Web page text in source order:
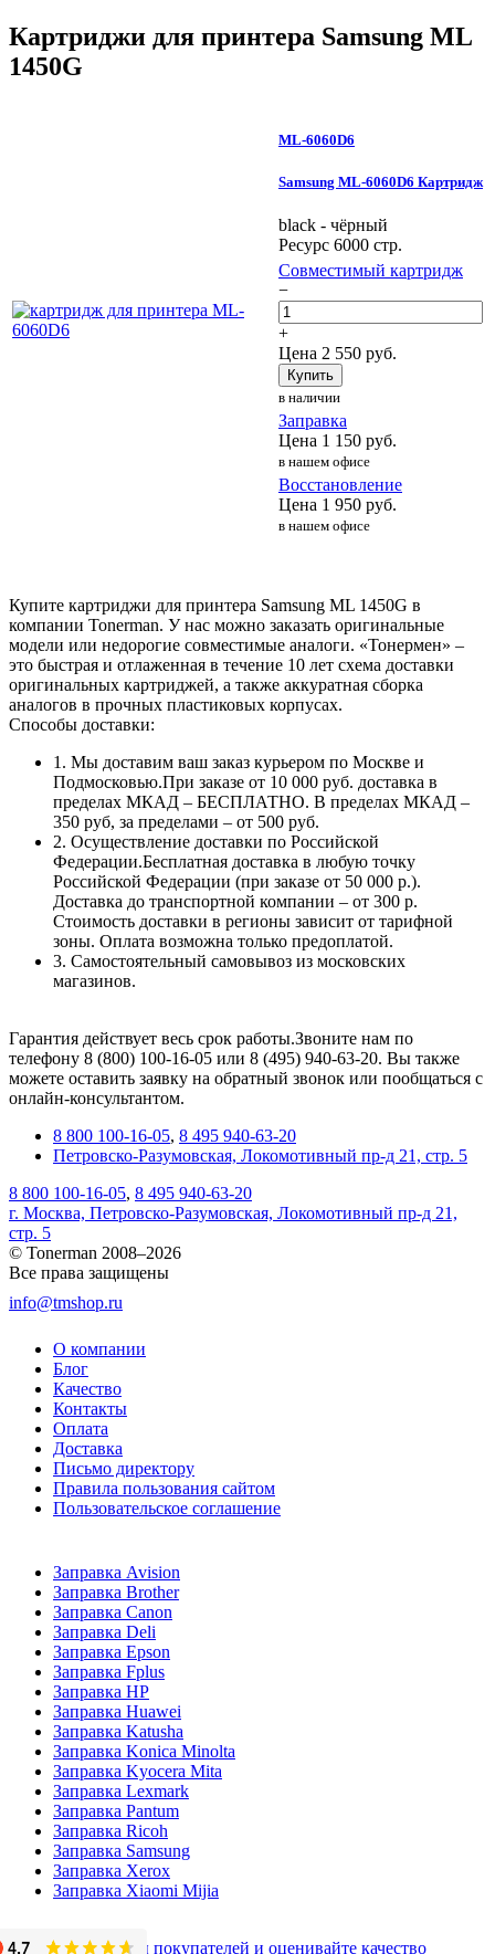
Картриджи для принтера Samsung ML
1450G
ML-6060D6
Samsung ML-6060D6 Картридж
black - чёрный
Ресурс 6000 стр.
Совместимый картридж
−
+
Цена 2 550 руб.
Купить
в наличии
Заправка
Цена 1 150 руб.
в нашем офисе
Восстановление
Цена 1 950 руб.
в нашем офисе
Купите картриджи для принтера Samsung ML 1450G в
компании Tonerman. У нас можно заказать оригинальные
модели или недорогие совместимые аналоги. «Тонермен» –
это быстрая и отлаженная в течение 10 лет схема доставки
оригинальных картриджей, а также аккуратная сборка
аналогов в прочных пластиковых корпусах.
Способы доставки:
1. Мы доставим ваш заказ курьером по Москве и
Подмосковью.При заказе от 10 000 руб. доставка в
пределах МКАД – БЕСПЛАТНО. В пределах МКАД –
350 руб, за пределами – от 500 руб.
2. Осуществление доставки по Российской
Федерации.Бесплатная доставка в любую точку
Российской Федерации (при заказе от 50 000 р.).
Доставка до транспортной компании – от 300 р.
Стоимость доставки в регионы зависит от тарифной
зоны. Оплата возможна только предоплатой.
3. Самостоятельный самовывоз из московских
магазинов.
Гарантия действует весь срок работы.Звоните нам по
телефону 8 (800) 100-16-05 или 8 (495) 940-63-20. Вы также
можете оставить заявку на обратный звонок или пообщаться с
онлайн-консультантом.
8 800 100-16-05, 8 495 940-63-20
Петровско-Разумовская, Локомотивный пр-д 21, стр. 5
8 800 100-16-05, 8 495 940-63-20
г. Москва, Петровско-Разумовская, Локомотивный пр-д 21,
стр. 5
© Tonerman 2008–2026
Все права защищены
info@tmshop.ru
О компании
Блог
Качество
Контакты
Оплата
Доставка
Письмо директору
Правила пользования сайтом
Пользовательское соглашение
Заправка Avision
Заправка Brother
Заправка Canon
Заправка Deli
Заправка Epson
Заправка Fplus
Заправка HP
Заправка Huawei
Заправка Katusha
Заправка Konica Minolta
Заправка Kyocera Mita
Заправка Lexmark
Заправка Pantum
Заправка Ricoh
Заправка Samsung
Заправка Xerox
Заправка Xiaomi Mijia